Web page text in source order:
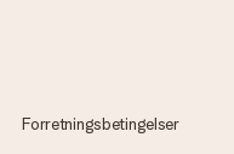
Forretningsbetingelser